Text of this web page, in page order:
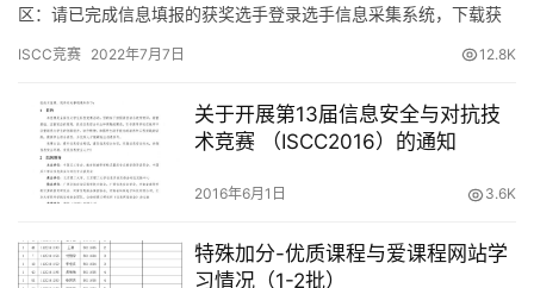
区：请已完成信息填报的获奖选手登录选手信息采集系统，下载获
误…
ISCC竞赛 2022年7月7日 12.8K
关于开展第13届信息安全与对抗技
术竞赛 （ISCC2016）的通知
2016年6月1日 3.6K
特殊加分-优质课程与爱课程网站学
习情况（1-2批）